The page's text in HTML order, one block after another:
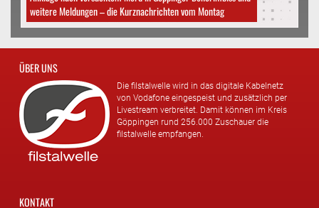
weitere Meldungen – die Kurznachrichten vom Montag
ÜBER UNS
Die filstalwelle wird in das digitale Kabelnetz
von Vodafone eingespeist und zusätzlich per
Livestream verbreitet. Damit können im Kreis
Göppingen rund 256.000 Zuschauer die
filstalwelle empfangen.
KONTAKT